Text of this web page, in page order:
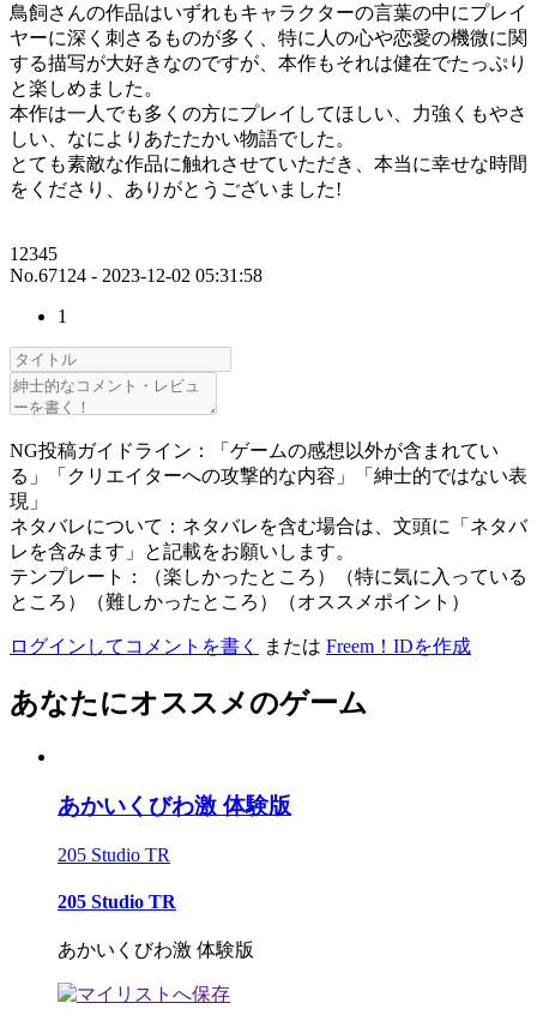
鳥飼さんの作品はいずれもキャラクターの言葉の中にプレイ
ヤーに深く刺さるものが多く、特に人の心や恋愛の機微に関
する描写が大好きなのですが、本作もそれは健在でたっぷり
と楽しめました。
本作は一人でも多くの方にプレイしてほしい、力強くもやさ
しい、なによりあたたかい物語でした。
とても素敵な作品に触れさせていただき、本当に幸せな時間
をくださり、ありがとうございました!
12345
No.67124 - 2023-12-02 05:31:58
1
NG投稿ガイドライン：「ゲームの感想以外が含まれてい
る」「クリエイターへの攻撃的な内容」「紳士的ではない表
現」
ネタバレについて：ネタバレを含む場合は、文頭に「ネタバ
レを含みます」と記載をお願いします。
テンプレート：（楽しかったところ）（特に気に入っている
ところ）（難しかったところ）（オススメポイント）
ログインしてコメントを書く または Freem！IDを作成
あなたにオススメのゲーム
あかいくびわ激 体験版
205 Studio TR
205 Studio TR
あかいくびわ激 体験版